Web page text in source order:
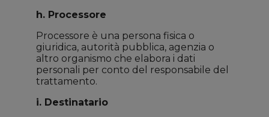
h. Processore
Processore è una persona fisica o
giuridica, autorità pubblica, agenzia o
altro organismo che elabora i dati
personali per conto del responsabile del
trattamento.
i. Destinatario